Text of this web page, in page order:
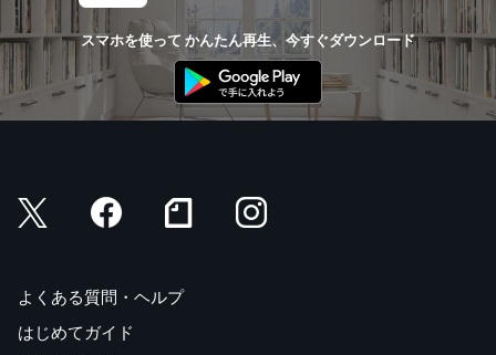
スマホを使って かんたん再生、今すぐダウンロード
よくある質問・ヘルプ
はじめてガイド